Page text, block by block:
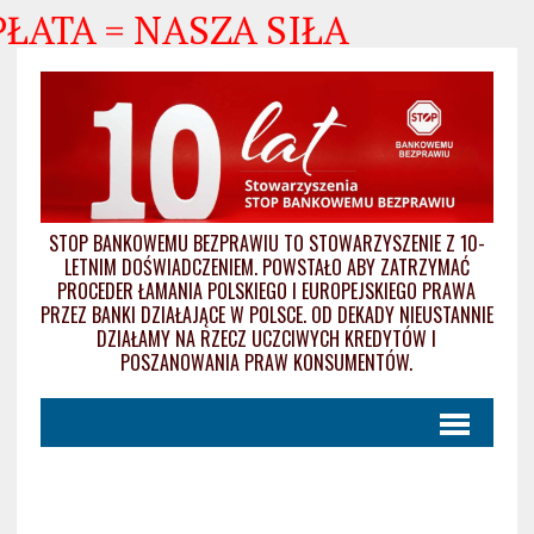
= NASZA SIŁA
STOP BANKOWEMU BEZPRAWIU TO STOWARZYSZENIE Z 10-
LETNIM DOŚWIADCZENIEM. POWSTAŁO ABY ZATRZYMAĆ
PROCEDER ŁAMANIA POLSKIEGO I EUROPEJSKIEGO PRAWA
PRZEZ BANKI DZIAŁAJĄCE W POLSCE. OD DEKADY NIEUSTANNIE
DZIAŁAMY NA RZECZ UCZCIWYCH KREDYTÓW I
POSZANOWANIA PRAW KONSUMENTÓW.